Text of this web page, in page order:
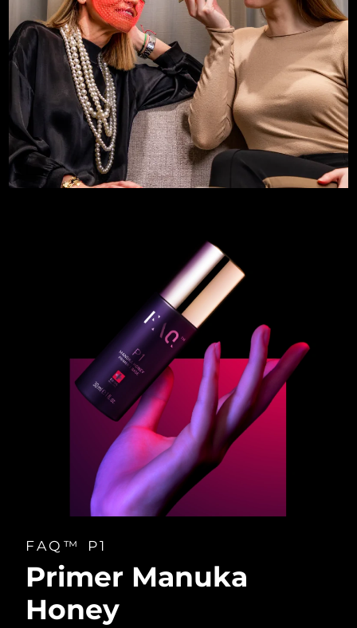
FAQ™ P1
Primer Manuka
Honey